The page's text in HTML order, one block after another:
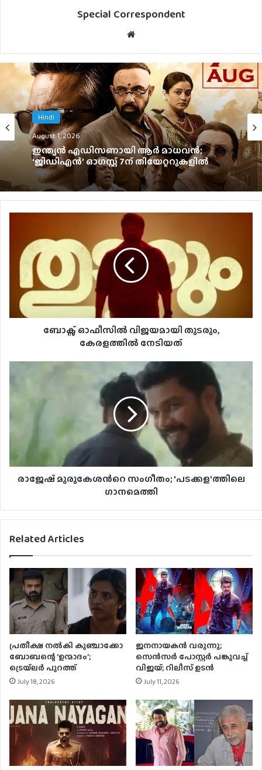
Special Correspondent
Hindi
August 1, 2026
ഇന്ത്യൻ എഡിസണായി ആർ മാധവൻ;
‘ജിഡിഎൻ’ ഓഗസ്റ്റ് 7ന് തിയേറ്ററുകളിൽ
Chithrabhoomi
August 1, 2026
ആരാധകർ കാത്തിരിക്കുന്ന നാനി ചിത്രം, ‘ദ
പാരഡൈസ്’ ടീസർ ഡേറ്റ് പുറത്ത്
ബോക്സ് ഓഫീസില്‍ വിജയമായി തുടരും,
കേരളത്തില്‍ നേടിയത്
രാജേഷ് മുരുകേശന്‍റെ സംഗീതം; 'പടക്കള'ത്തിലെ
ഗാനമെത്തി
Related Articles
പ്രതീക്ഷ നൽകി കുഞ്ചാക്കോ
ബോബന്റെ ‘ഉന്മാദം’;
ട്രെയ്‌ലർ പുറത്ത്
July 18, 2026
ജനനായകന്‍ വരുന്നു;
സെന്‍സര്‍ പോസ്റ്റര്‍ പങ്കുവച്ച്
വിജയ്; റിലീസ് ഉടന്‍
July 11, 2026